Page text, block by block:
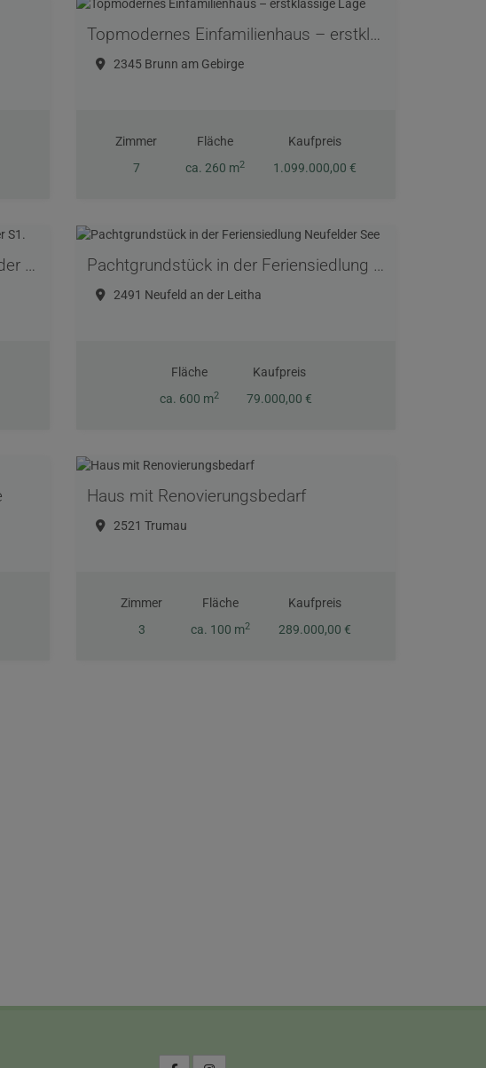
Topmodernes Einfamilienhaus – erstklassige Lage
2345 Brunn am Gebirge
Zimmer
7
Fläche
ca. 260 m2
Kaufpreis
1.099.000,00 €
Zwei Häuser im Rohbauzustand in der Nähe der S1. Pachtgrundstück in der Feriensiedlung Neufelder See
2491 Neufeld an der Leitha
Fläche
ca. 600 m2
Kaufpreis
79.000,00 €
Haus mit Renovierungsbedarf
2521 Trumau
Zimmer
3
Fläche
ca. 100 m2
Kaufpreis
289.000,00 €